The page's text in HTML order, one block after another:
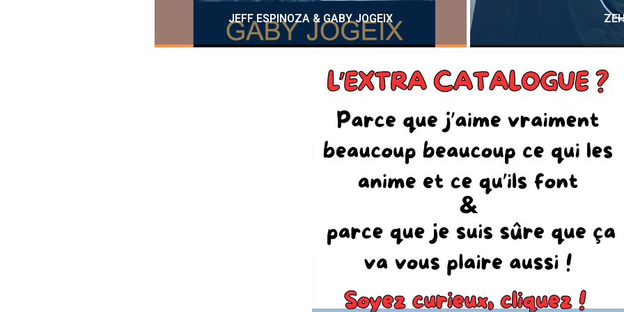
JEFF ESPINOZA & GABY JOGEIX